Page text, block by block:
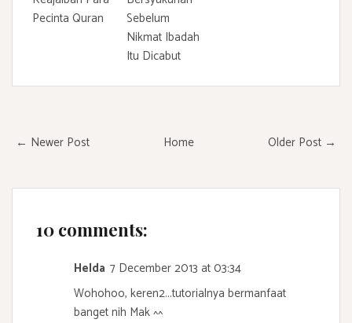
Pecinta Quran
Sebelum
Nikmat Ibadah
Itu Dicabut
← Newer Post Older Post →
Home
10 comments:
Helda 7 December 2013 at 03:34
Wohohoo, keren2...tutorialnya bermanfaat
banget nih Mak ^^